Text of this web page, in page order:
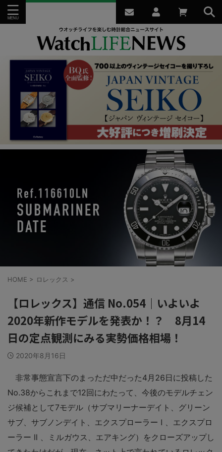
HOME > ロレックス >
【ロレックス】通信 No.054｜いよいよ
2020年新作モデルを発表か！？ 8月14
日の定点観測にみる実勢価格相場！
2020年8月16日
非常事態宣言下のまっただ中だった4月26日に投稿した
No.38からこれまで12回にわたって、今後のモデルチェン
ジ候補として7モデル（サブマリーナーデイト、グリーン
サブ、サブノンデイト、エクスプローラー I 、エクスプロ
ーラー II 、ミルガウス、エアキング）をクローズアップし